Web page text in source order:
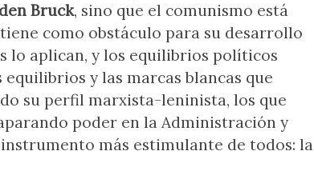
Bruck, sino que el comunismo está
como obstáculo para su desarrollo
lo aplican, y los equilibrios políticos
y las marcas blancas que
su perfil marxista-leninista, los que
poder en la Administración y
más estimulante de todos: la